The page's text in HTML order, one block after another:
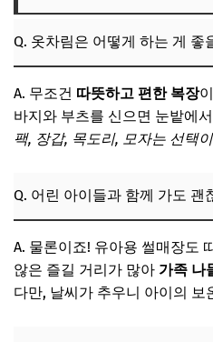
Q. 옷차림은 어떻게 하는 게 좋
A. 무조건 따뜻하고 편한 복장
바지와 부츠를 신으면 눈밭에
팩, 장갑, 목도리, 모자는 선택
Q. 어린 아이들과 함께 가도 괜
A. 물론이죠! 유아용 썰매장도
않은 즐길 거리가 많아 가족 나
다만, 날씨가 추우니 아이의 보